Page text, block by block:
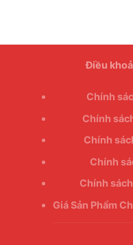
Điều
Chính
Chính
Chính
Chính
Chính
Giá Sản Phẩm